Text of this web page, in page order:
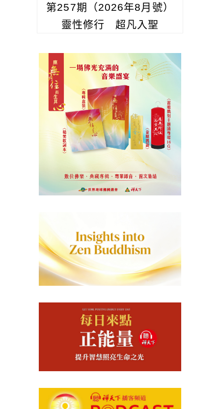
第257期（2026年8月號）
靈性修行 超凡入聖